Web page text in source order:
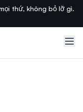
thứ, không bỏ lỡ gì.